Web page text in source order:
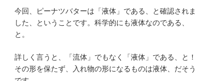
今回、ピーナツバターは「液体」である、と確認されま
した、ということです。科学的にも液体なのである、
と。
詳しく言うと、「流体」でもなく「液体」である、と！
その形を保たず、入れ物の形になるものは液体、だそう